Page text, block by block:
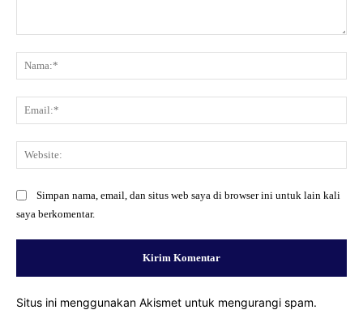
Simpan nama, email, dan situs web saya di browser ini untuk lain kali
saya berkomentar.
Situs ini menggunakan Akismet untuk mengurangi spam.